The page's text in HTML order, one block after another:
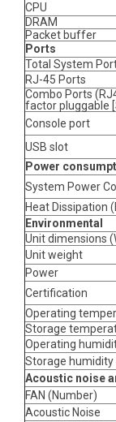
CPU
DRAM
Packet buffer
Ports
Total System
RJ-45 Ports
Combo Ports
factor pluggable
Console port
USB slot
Power
System Power
Heat Dissipation
Environmental
Unit dimensions
Unit weight
Power
Certification
Operating
Storage
Operating
Storage humidity
Acoustic noise
FAN (Number)
Acoustic Noise